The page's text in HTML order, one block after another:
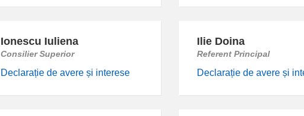
Ionescu Iuliena
Consilier Superior
Declarație de avere și interese
Ilie Doina
Referent Principal
Declarație de avere și